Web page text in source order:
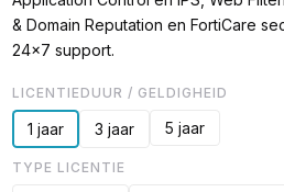
& Domain Reputation en FortiCare
24x7 support.
LICENTIEDUUR / GELDIGHEID
1 jaar 3 jaar 5 jaar
TYPE LICENTIE